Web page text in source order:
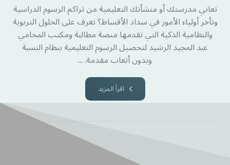
تعاني مدرستك أو منشأتك التعليمية من تراكم الرسوم الدراسية
وتأخر أولياء الأمور في سداد الأقساط؟ تعرف على الحلول التربوية
والنظامية الذكية التي تقدمها منصة مطالبة ومكتب المحامي
عبد المجيد الرشيد لتحصيل الرسوم التعليمية بنظام النسبة
وبدون أتعاب مقدمة. ...
اقرأ المزيد